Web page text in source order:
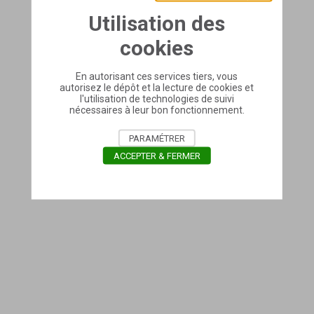
Utilisation des
cookies
En autorisant ces services tiers, vous
autorisez le dépôt et la lecture de cookies et
l'utilisation de technologies de suivi
nécessaires à leur bon fonctionnement.
PARAMÉTRER
ACCEPTER & FERMER